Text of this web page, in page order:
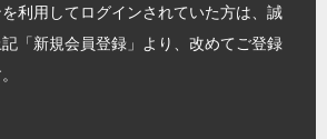
利用してログインされていた方は、誠
「新規会員登録」より、改めてご登録